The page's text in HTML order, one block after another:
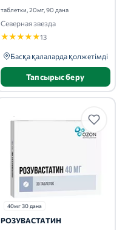
таблетки, 20мг, 90 дана
Северная звезда
★★★★★13
Басқа қалаларда қолжетімді
Тапсырыс беру
40мг 30 дана
РОЗУВАСТАТИН